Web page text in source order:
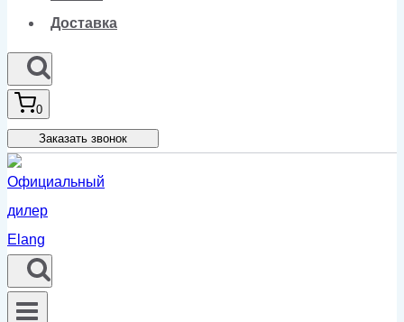
Доставка
0
Заказать звонок